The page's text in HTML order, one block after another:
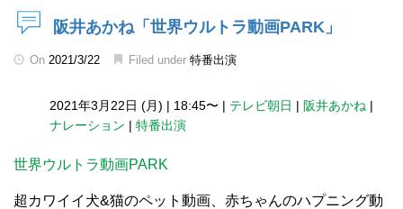
阪井あかね「世界ウルトラ動画PARK」
On 2021/3/22 Filed under 特番出演
2021年3月22日 (月) | 18:45〜 | テレビ朝日 | 阪井あかね |
ナレーション | 特番出演
世界ウルトラ動画PARK
超カワイイ犬&猫のペット動画、赤ちゃんのハプニング動